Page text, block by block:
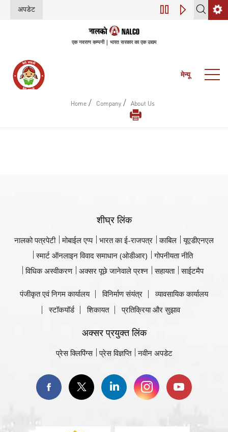
अपडेट डिजिटल परिवर्तन
एक नवरत्न कम्पनी | भारत सरकार का एक उद्यम
मेन्यू
Home / Company / About Us
शीघ्र लिंक
नालको पत्रपेटी मोबाईल एप्प भारत का ई-राजपत्र काबिल
यूएडीएनएल
स्मार्ट ऑनलाइन विवाद समाधान (ओडीआर)
गोपनीयता नीति
विधिक अस्वीकरण
अक्सर पूछे जानेवाले प्रश्न सहायता साईटमैप
पंजीकृत एवं निगम कार्यालय विनिर्माण संयंत्र
व्यावसायिक कार्यालय
स्टॉकयॉर्ड
शिकायत प्रतिक्रिया और सुझाव
अक्सर प्रयुक्त लिंक
प्रेस क्लिपिंग्स प्रेस विज्ञप्ति नवीन अपडेट